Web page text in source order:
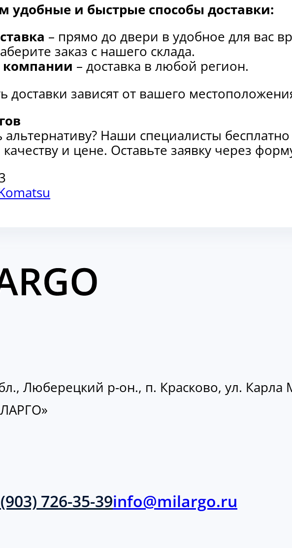
удобные и быстрые способы доставки:
– прямо до двери в удобное для вас
заказ с нашего склада.
компании – доставка в любой регион.
доставки зависят от вашего
альтернативу? Наши специалисты
качеству и цене. Оставьте заявку через
Люберецкий р-он., п. Красково, ул. Карла
726-35-39info@milargo.ru